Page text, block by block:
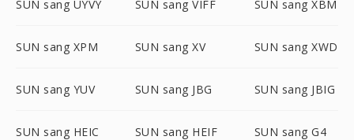
SUN sang UYVY SUN sang VIFF SUN sang XBM
SUN sang XPM SUN sang XV SUN sang XWD
SUN sang YUV SUN sang JBG SUN sang JBIG
SUN sang HEIC SUN sang HEIF SUN sang G4